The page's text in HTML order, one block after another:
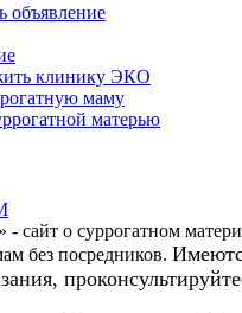
объявление
клинику ЭКО
маму
матерью
сайт о суррогатном
без посредников.